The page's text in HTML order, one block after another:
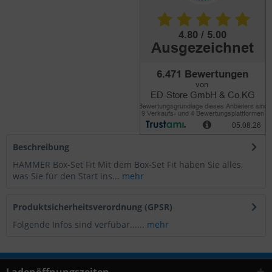
Beschreibung
HAMMER Box-Set Fit Mit dem Box-Set Fit haben Sie alles,
was Sie für den Start ins... mehr
Produktsicherheitsverordnung (GPSR)
Folgende Infos sind verfübar...... mehr